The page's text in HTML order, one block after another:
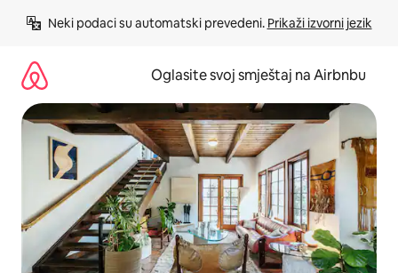
Neki podaci su automatski prevedeni. Prikaži izvorni jezik
Oglasite svoj smještaj na Airbnbu